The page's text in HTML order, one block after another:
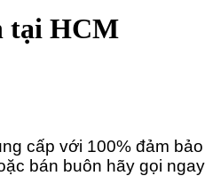
tại HCM
cấp với 100% đảm
bán buôn hãy gọi